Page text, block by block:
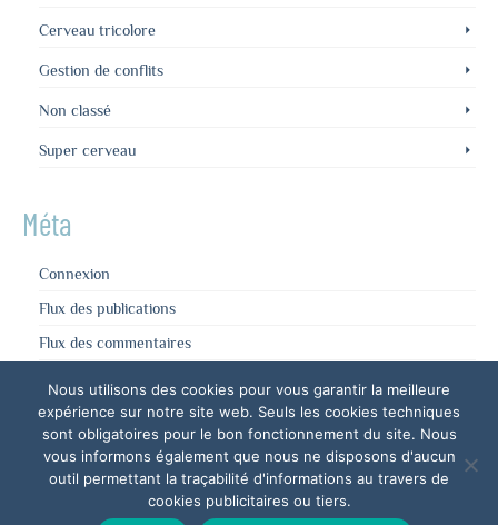
Cerveau tricolore
Gestion de conflits
Non classé
Super cerveau
Méta
Connexion
Flux des publications
Flux des commentaires
RGPD Plan du site Contact
Nous utilisons des cookies pour vous garantir la meilleure
expérience sur notre site web. Seuls les cookies techniques
sont obligatoires pour le bon fonctionnement du site. Nous
vous informons également que nous ne disposons d'aucun
outil permettant la traçabilité d'informations au travers de
cookies publicitaires ou tiers.